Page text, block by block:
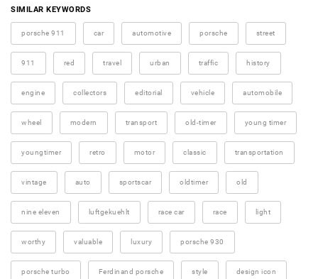
SIMILAR KEYWORDS
porsche 911 car automotive porsche street
911 red travel urban traffic history
engine collectors editorial vehicle automobile
wheel modern transport old-timer young timer
youngtimer retro motor classic transportation
vintage auto sportscar oldtimer old
nine eleven luftgekuehlt race car race light
worthy valuable luxury porsche 930
porsche turbo Ferdinand porsche style design icon